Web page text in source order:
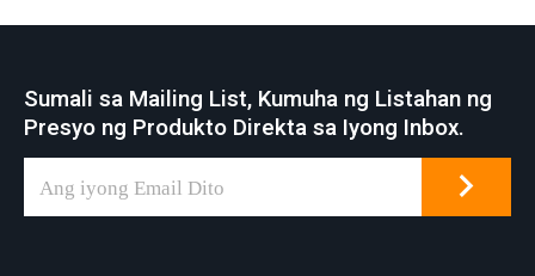
Sumali sa Mailing List, Kumuha ng Listahan ng
Presyo ng Produkto Direkta sa Iyong Inbox.